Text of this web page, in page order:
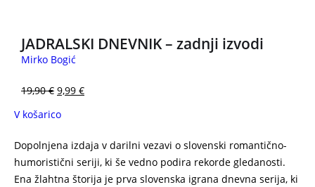
JADRALSKI DNEVNIK – zadnji izvodi
Mirko Bogić
19,90€ 9,99 €
V košarico
Dopolnjena izdaja v darilni vezavi o slovenski romantično-
humoristični seriji, ki še vedno podira rekorde gledanosti.
Ena žlahtna štorija je prva slovenska igrana dnevna serija, ki